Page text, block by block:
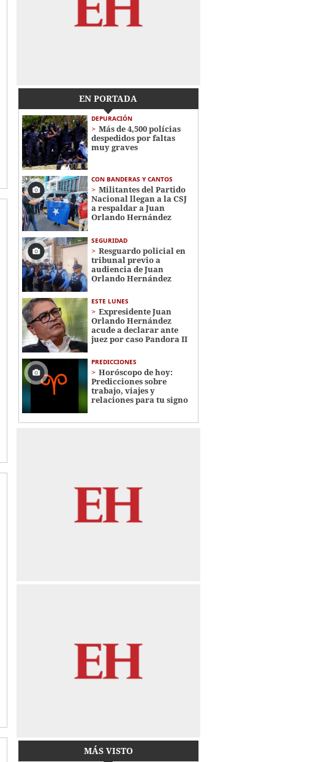
EN PORTADA
DEPURACIÓN
Más de 4,500 polícias
despedidos por faltas
muy graves
CON BANDERAS Y CANTOS
Militantes del Partido
Nacional llegan a la CSJ
a respaldar a Juan
Orlando Hernández
SEGURIDAD
Resguardo policial en
tribunal previo a
audiencia de Juan
Orlando Hernández
ESTE LUNES
Expresidente Juan
Orlando Hernández
acude a declarar ante
juez por caso Pandora II
PREDICCIONES
Horóscopo de hoy:
Predicciones sobre
trabajo, viajes y
relaciones para tu signo
MÁS VISTO